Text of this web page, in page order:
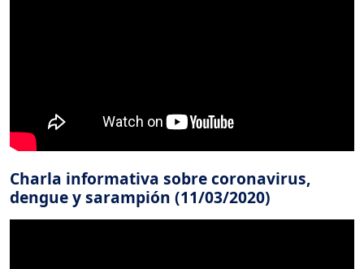
Charla informativa sobre coronavirus,
dengue y sarampión (11/03/2020)